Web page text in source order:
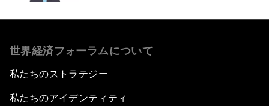
世界経済フォーラムについて
私たちのストラテジー
私たちのアイデンティティ